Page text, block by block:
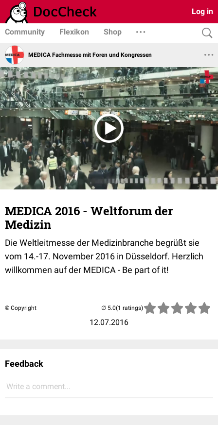
Log in
Community Flexikon Shop
MEDICA Fachmesse mit Foren und Kongressen
MEDICA 2016 - Weltforum der
Medizin
Die Weltleitmesse der Medizinbranche begrüßt sie
vom 14.-17. November 2016 in Düsseldorf. Herzlich
willkommen auf der MEDICA - Be part of it!
© Copyright
12.07.2016
(1 ratings)
Feedback
Write a comment...